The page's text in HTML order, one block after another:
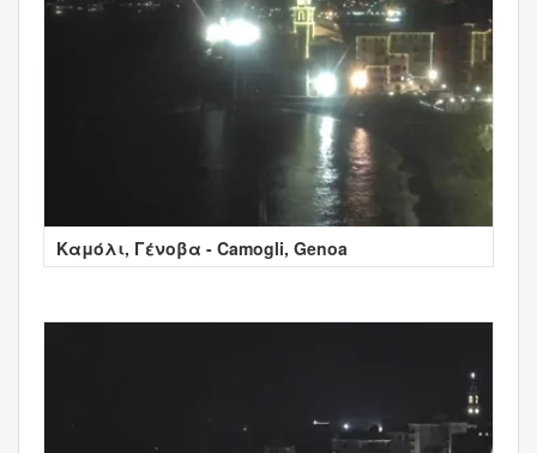
Καμόλι, Γένοβα - Camogli, Genoa